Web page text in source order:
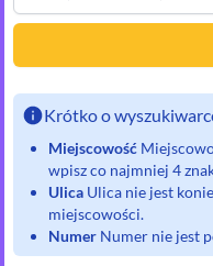
Krótko o
Miejscowość
wpisz co najmniej 4
Ulica Ulica nie jest
miejscowości.
Numer Numer nie jest